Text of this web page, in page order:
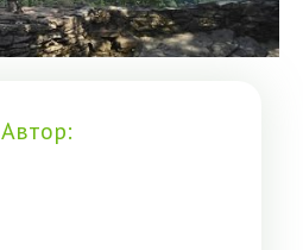
Автор: